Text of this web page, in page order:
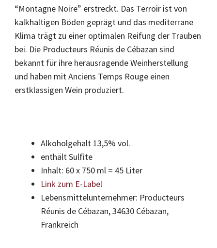
“Montagne Noire” erstreckt. Das Terroir ist von
kalkhaltigen Böden geprägt und das mediterrane
Klima trägt zu einer optimalen Reifung der Trauben
bei. Die Producteurs Réunis de Cébazan sind
bekannt für ihre herausragende Weinherstellung
und haben mit Anciens Temps Rouge einen
erstklassigen Wein produziert.
Alkoholgehalt 13,5% vol.
enthält Sulfite
Inhalt: 60 x 750 ml = 45 Liter
Link zum E-Label
Lebensmittelunternehmer: Producteurs
Réunis de Cébazan, 34630 Cébazan,
Frankreich